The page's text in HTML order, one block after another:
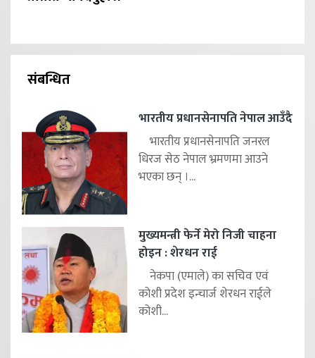
संबन्धित
भारतीय प्रधानसेनापति नेपाल आउँदै
भारतीय प्रधानसेनापति जनरल
धिरज सेठ नेपाल भ्रमणमा आउने
भएका छन् ।...
मुख्यमन्त्री फेर्ने मेरो निजी चाहना
होइन : शेरधन राई
नेकपा (एमाले) का सचिव एवं
कोशी प्रदेश इन्चार्ज शेरधन राईले
कोशी...